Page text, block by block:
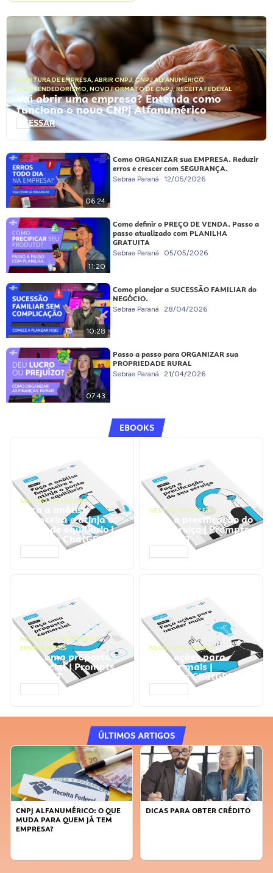
ABERTURA DE EMPRESA, ABRIR CNPJ,CNPJ ALFANUMÉRICO,
EMPREENDEDORISMO, NOVO FORMATO DE CNPJ,RECEITA FEDERAL
Vai abrir uma empresa? Entenda como
funciona o novo CNPJ Alfanumérico
ACESSAR
06:24
Como ORGANIZAR sua EMPRESA. Reduzir
erros e crescer com SEGURANÇA.
Sebrae Paraná 12/05/2026
11:20
Como definir o PREÇO DE VENDA. Passo a
passo atualizado com PLANILHA
GRATUITA
Sebrae Paraná 05/05/2026
10:28
Como planejar a SUCESSÃO FAMILIAR do
NEGÓCIO.
Sebrae Paraná 28/04/2026
07:43
Passo a passo para ORGANIZAR sua
PROPRIEDADE RURAL
Sebrae Paraná 21/04/2026
EBOOKS
GESTÃO FINANCEIRA
Faça a análise
financeira e atinja o
ponto de equilíbrio |
Prompts ChatGPT
GESTÃO FINANCEIRA
Faça a precificação do
seu serviço | Prompts
ChatGPT
NEGÓCIOS, PROCESSOS
EMPRESARIAIS
Faça uma proposta
comercial | Prompts
ChatGPT
NEGÓCIOS, VENDAS
Faça ações para
vender mais |
Prompts ChatGPT
ÚLTIMOS ARTIGOS
DICAS PARA OBTER CRÉDITO
FAÇA A DIFERENÇA: SEJA